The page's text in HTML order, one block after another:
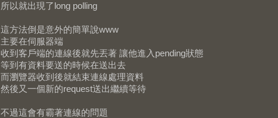
所以就出現了long polling
這方法倒是意外的簡單說www
主要在伺服器端
收到客戶端的連線後就先丟著 讓他進入pending狀態
等到有資料要送的時候在送出去
而瀏覽器收到後就結束連線處理資料
然後又一個新的request送出繼續等待
不過這會有霸著連線的問題